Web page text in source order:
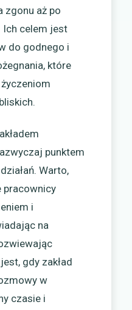
zgonu aż po
Ich celem jest
do godnego i
które
punktem
Warto,
pracownicy
i
na
gdy zakład
w
czasie i